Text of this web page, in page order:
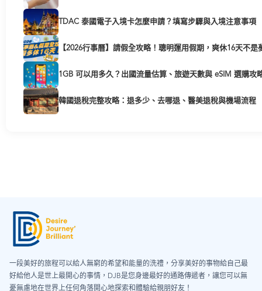
TDAC 泰國電子入境卡怎麼申請？填寫步驟與入境注意事項
【2026行事曆】請假全攻略！聰明運用假期，爽休16天不是
1GB 可以用多久？出國流量估算、旅遊天數與 eSIM 選購攻
韓國退稅完整攻略：退多少、去哪退、醫美退稅與機場流程
一段美好的旅程可以給人無窮的希望和能量的洗禮，分享美好的事物給自己最
好給他人是世上最開心的事情，DJB是您身邊最好的通路傳遞者，讓您可以無
憂無慮地在世界上任何角落開心地探索和體驗給親朋好友！